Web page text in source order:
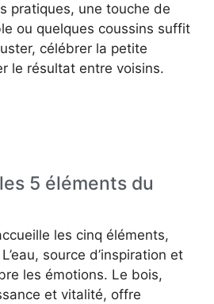
pratiques, une touche de
ou quelques coussins suffit
célébrer la petite
le résultat entre voisins.
5 éléments du
les cinq éléments,
source d’inspiration et
les émotions. Le bois,
et vitalité, offre